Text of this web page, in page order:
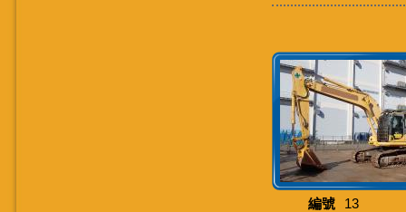
編號
13